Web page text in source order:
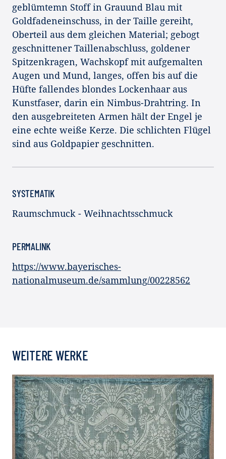
geblümtemn Stoff in Grauund Blau mit
Goldfadeneinschuss, in der Taille gereiht,
Oberteil aus dem gleichen Material; gebogt
geschnittener Taillenabschluss, goldener
Spitzenkragen, Wachskopf mit aufgemalten
Augen und Mund, langes, offen bis auf die
Hüfte fallendes blondes Lockenhaar aus
Kunstfaser, darin ein Nimbus-Drahtring. In
den ausgebreiteten Armen hält der Engel je
eine echte weiße Kerze. Die schlichten Flügel
sind aus Goldpapier geschnitten.
SYSTEMATIK
Raumschmuck - Weihnachtsschmuck
PERMALINK
https://www.bayerisches-
nationalmuseum.de/sammlung/00228562
WEITERE WERKE